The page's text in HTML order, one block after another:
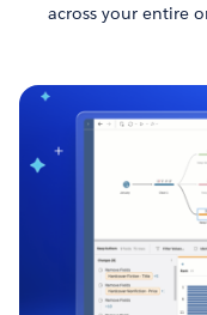
across your entire